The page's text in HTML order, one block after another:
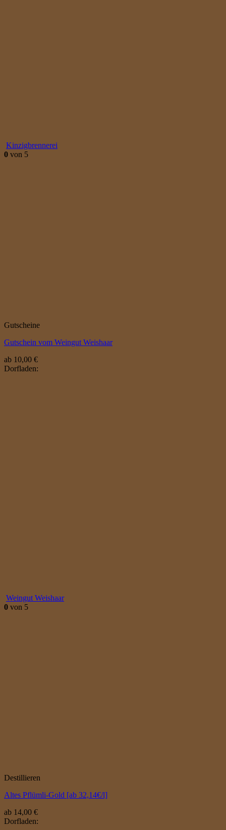
Kinzigbrennerei
0 von 5
Gutscheine
Gutschein vom Weingut Weishaar
ab 10,00 €
Dorfladen:
Weingut Weishaar
0 von 5
Destillieren
Altes Pflümli-Gold [ab 32,14€/l]
ab 14,00 €
Dorfladen: